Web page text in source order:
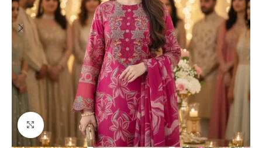
Click to enlarge